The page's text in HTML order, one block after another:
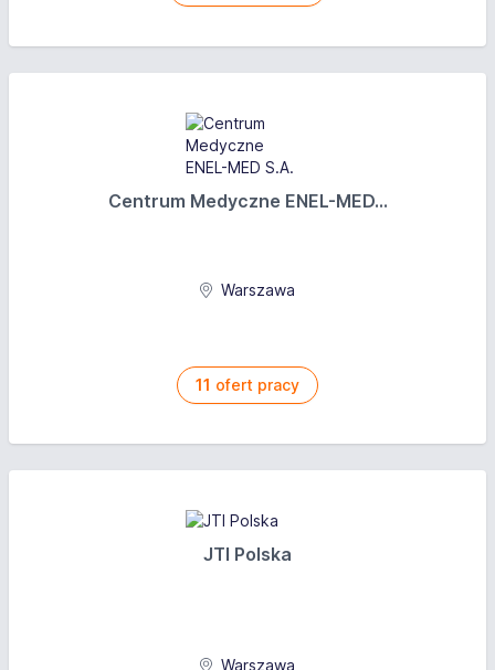
Centrum Medyczne ENEL-MED...
Warszawa
11 ofert pracy
JTI Polska
Warszawa